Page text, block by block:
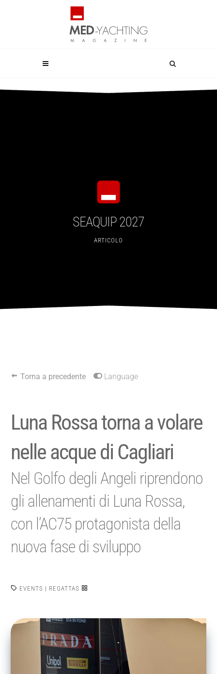
SEAQUIP 2027
ARTICOLO
Torna a precedente Language
Luna Rossa torna a volare
nelle acque di Cagliari
Nel Golfo degli Angeli riprendono
gli allenamenti di Luna Rossa,
con l’AC75 protagonista della
nuova fase di sviluppo
EVENTS | REGATTAS